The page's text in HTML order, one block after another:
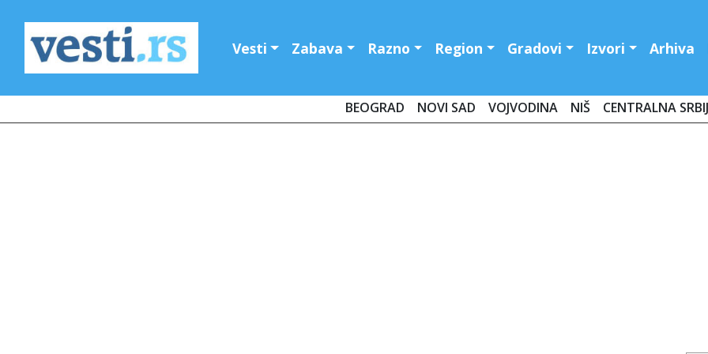
Vesti Zabava Razno Region Gradovi Izvori Arhiva
BEOGRAD NOVI SAD VOJVODINA NIŠ CENTRALNA